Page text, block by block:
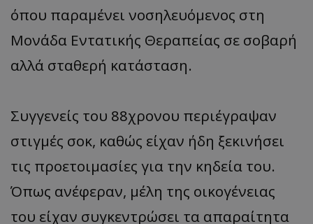
όπου παραμένει νοσηλευόμενος στη
Μονάδα Εντατικής Θεραπείας σε σοβαρή
αλλά σταθερή κατάσταση.
Συγγενείς του 88χρονου περιέγραψαν
στιγμές σοκ, καθώς είχαν ήδη ξεκινήσει
τις προετοιμασίες για την κηδεία του.
Όπως ανέφεραν, μέλη της οικογένειας
του είχαν συγκεντρώσει τα απαραίτητα